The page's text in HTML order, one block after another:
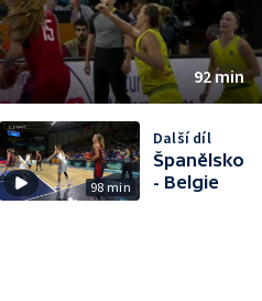
92 min
98 min
Další díl
Španělsko
- Belgie